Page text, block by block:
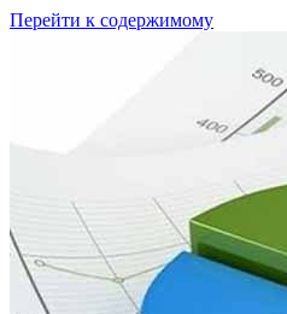
Перейти к содержимому